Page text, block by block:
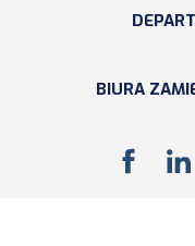
BIURA